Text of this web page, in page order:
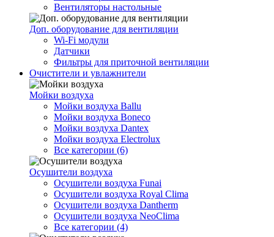
Вентиляторы настольные
Доп. оборудование для вентиляции
Wi-Fi модули
Датчики
Фильтры для приточной вентиляции
Очистители и увлажнители
Мойки воздуха
Мойки воздуха Ballu
Мойки воздуха Boneco
Мойки воздуха Dantex
Мойки воздуха Electrolux
Все категории (6)
Осушители воздуха
Осушители воздуха Funai
Осушители воздуха Royal Clima
Осушители воздуха Dantherm
Осушители воздуха NeoClima
Все категории (4)